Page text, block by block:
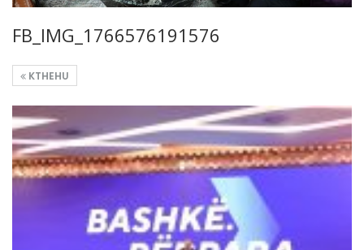
FB_IMG_1766576191576
KTHEHU